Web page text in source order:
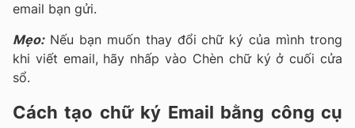
email bạn gửi.
Mẹo:Nếu bạn muốn thay đổi chữ ký của mình trong
khi viết email, hãy nhấp vào Chèn chữ ký ở cuối cửa
sổ.
Cách tạo chữ ký Email bằng công cụ